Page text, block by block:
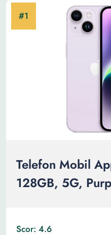
Telefon Mobil
128GB, 5G,
Scor: 4.6